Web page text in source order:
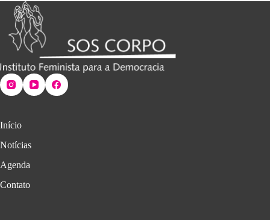
Início
Notícias
Agenda
Contato